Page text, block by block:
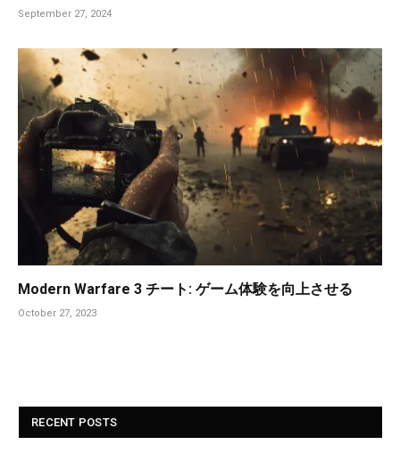
September 27, 2024
Modern Warfare 3 チート: ゲーム体験を向上させる
October 27, 2023
RECENT POSTS